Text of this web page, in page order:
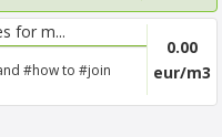
for m...
#how to #join
0.00
eur/m3